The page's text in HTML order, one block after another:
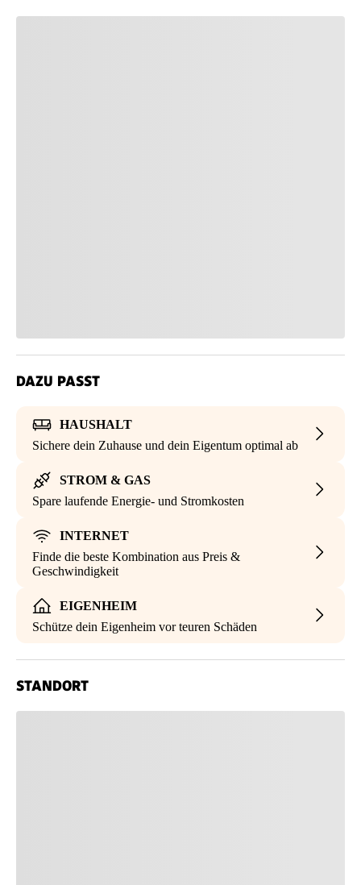
DAZU PASST
HAUSHALT
Sichere dein Zuhause und dein Eigentum optimal ab
STROM & GAS
Spare laufende Energie- und Stromkosten
INTERNET
Finde die beste Kombination aus Preis &
Geschwindigkeit
EIGENHEIM
Schütze dein Eigenheim vor teuren Schäden
STANDORT